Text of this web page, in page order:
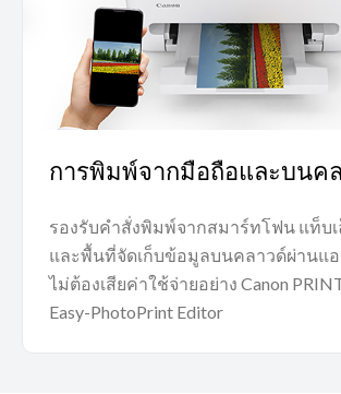
การพิมพ์จากมือถือและบนค
รองรับคำสั่งพิมพ์จากสมาร์ทโฟน แท็บ
และพื้นที่จัดเก็บข้อมูลบนคลาวด์ผ่านแ
ไม่ต้องเสียค่าใช้จ่ายอย่าง Canon
Easy-PhotoPrint Editor